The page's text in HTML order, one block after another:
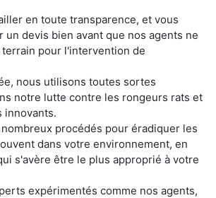
en toute transparence, et vous
un devis bien avant que nos agents ne
pour l'intervention de
nous utilisons toutes sortes
notre lutte contre les rongeurs rats et
innovants.
procédés pour éradiquer les
dans votre environnement, en
s'avère être le plus approprié à votre
expérimentés comme nos agents,